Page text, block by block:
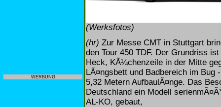
WERBUNG
(Werksfotos)
(hr) Zur Messe CMT in Stuttgart
den Tour 450 TDF. Der Grundriss
Heck, KÃ¼chenzeile in der Mitte
LÃ¤ngsbett und Badbereich im Bug
5,32 Metern AufbaulÃ¤nge. Das
Deutschland ein Modell
AL-KO, gebaut,